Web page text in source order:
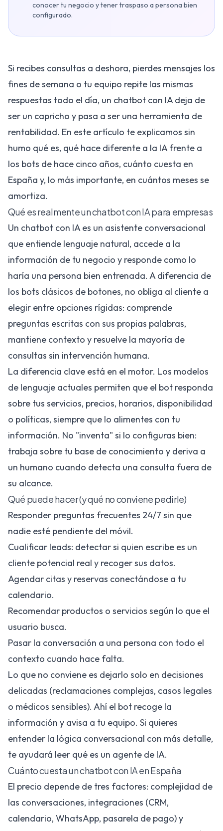
conocer tu negocio y tener traspaso a persona bien
configurado.
Si recibes consultas a deshora, pierdes mensajes los
fines de semana o tu equipo repite las mismas
respuestas todo el día, un chatbot con IA deja de
ser un capricho y pasa a ser una herramienta de
rentabilidad. En este artículo te explicamos sin
humo qué es, qué hace diferente a la IA frente a
los bots de hace cinco años, cuánto cuesta en
España y, lo más importante, en cuántos meses se
amortiza.
Qué es realmente un chatbot con IA para empresas
Un chatbot con IA es un asistente conversacional
que entiende lenguaje natural, accede a la
información de tu negocio y responde como lo
haría una persona bien entrenada. A diferencia de
los bots clásicos de botones, no obliga al cliente a
elegir entre opciones rígidas: comprende
preguntas escritas con sus propias palabras,
mantiene contexto y resuelve la mayoría de
consultas sin intervención humana.
La diferencia clave está en el motor. Los modelos
de lenguaje actuales permiten que el bot responda
sobre tus servicios, precios, horarios, disponibilidad
o políticas, siempre que lo alimentes con tu
información. No "inventa" si lo configuras bien:
trabaja sobre tu base de conocimiento y deriva a
un humano cuando detecta una consulta fuera de
su alcance.
Qué puede hacer (y qué no conviene pedirle)
Responder preguntas frecuentes 24/7 sin que
nadie esté pendiente del móvil.
Cualificar leads: detectar si quien escribe es un
cliente potencial real y recoger sus datos.
Agendar citas y reservas conectándose a tu
calendario.
Recomendar productos o servicios según lo que el
usuario busca.
Pasar la conversación a una persona con todo el
contexto cuando hace falta.
Lo que no conviene es dejarlo solo en decisiones
delicadas (reclamaciones complejas, casos legales
o médicos sensibles). Ahí el bot recoge la
información y avisa a tu equipo. Si quieres
entender la lógica conversacional con más detalle,
te ayudará leer qué es un agente de IA.
Cuánto cuesta un chatbot con IA en España
El precio depende de tres factores: complejidad de
las conversaciones, integraciones (CRM,
calendario, WhatsApp, pasarela de pago) y